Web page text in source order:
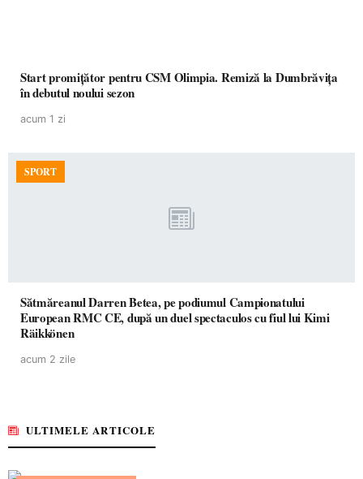
Start promițător pentru CSM Olimpia. Remiză la Dumbrăvița
în debutul noului sezon
acum 1 zi
SPORT
Sătmăreanul Darren Betea, pe podiumul Campionatului
European RMC CE, după un duel spectaculos cu fiul lui Kimi
Räikkönen
acum 2 zile
ULTIMELE ARTICOLE